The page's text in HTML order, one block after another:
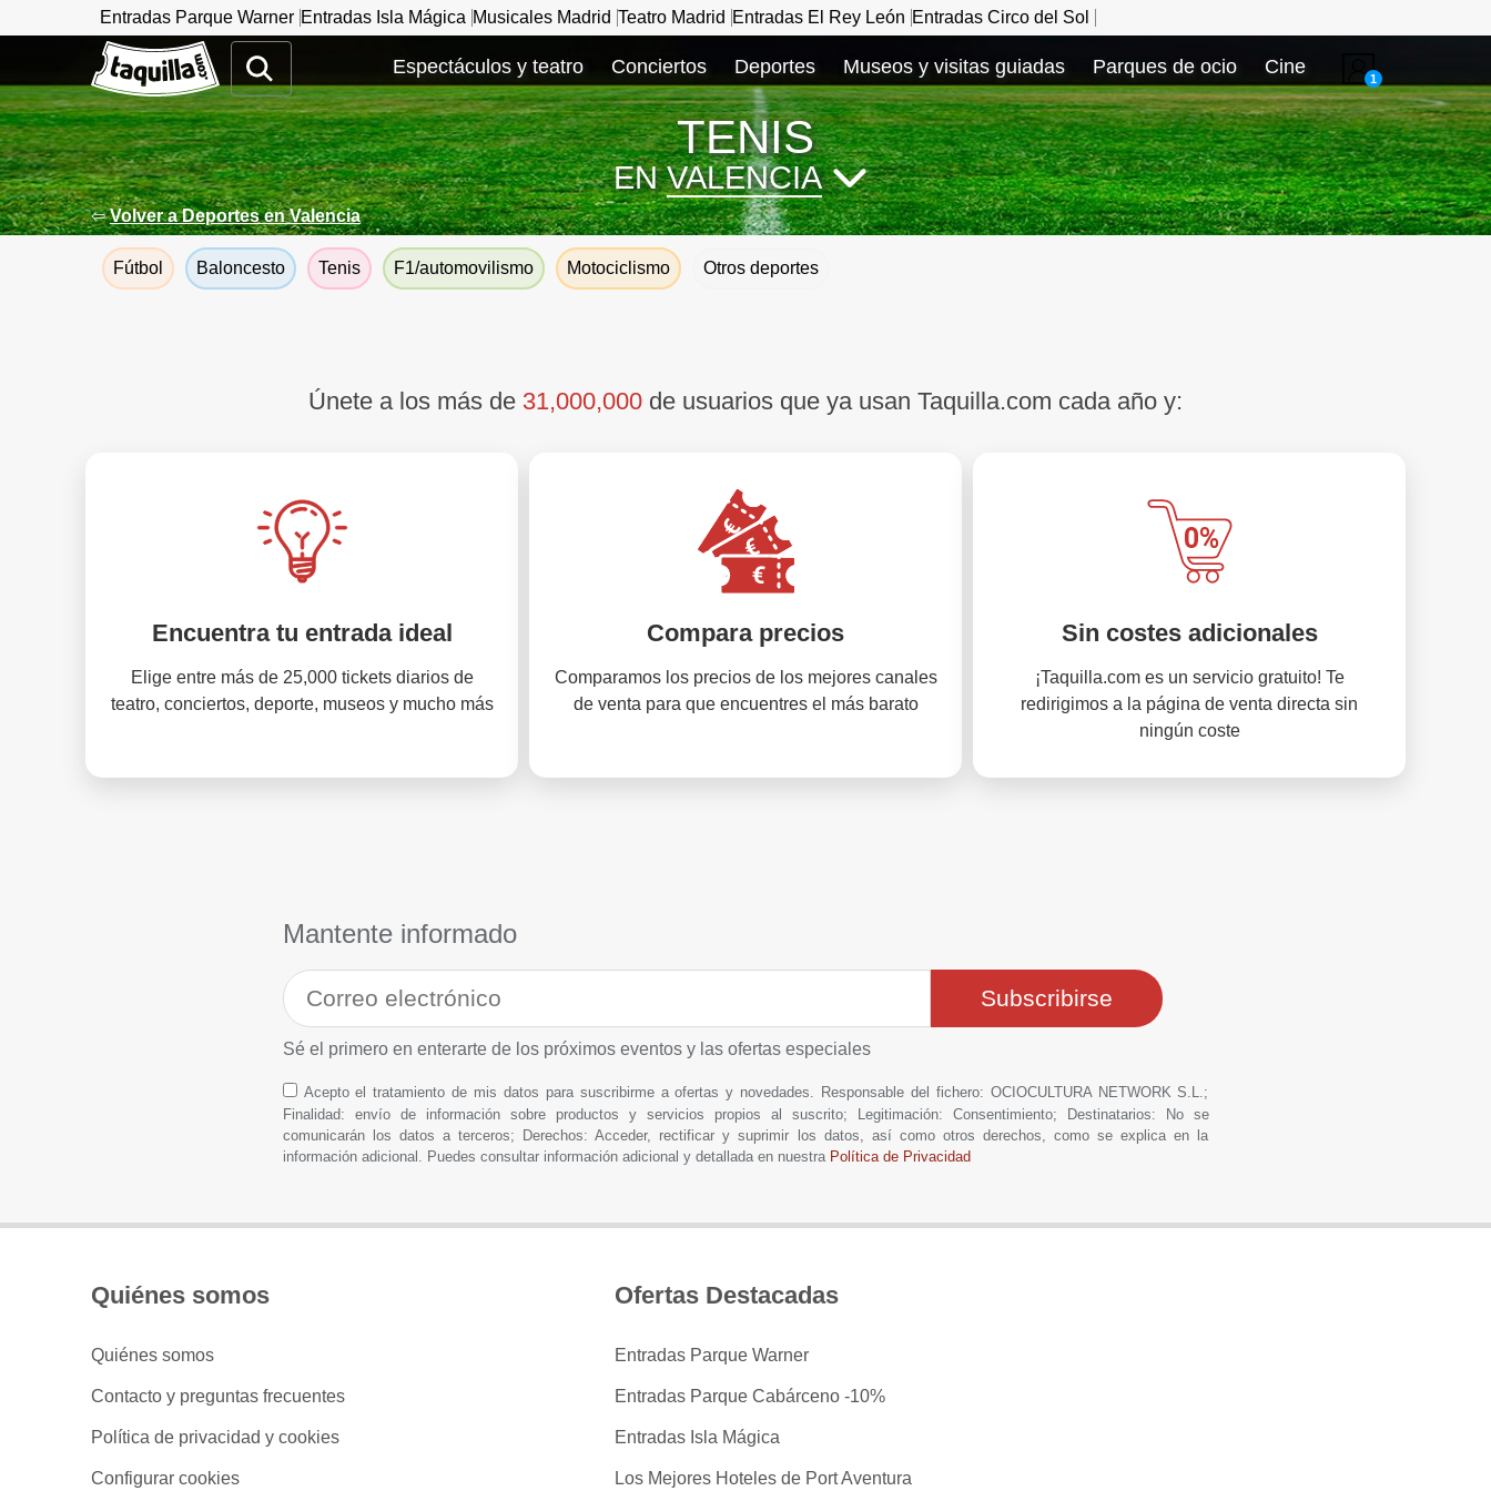
Entradas Parque Warner Entradas Isla Mágica Musicales Madrid Teatro Madrid Entradas El Rey León Entradas Circo del Sol
www.taquilla.com
1
Espectáculos y teatro Conciertos Deportes Museos y visitas guiadas Parques de ocio Cine
TENIS
ENVALENCIA
⇦Volver a Deportes en Valencia
Fútbol Baloncesto Tenis F1/automovilismo Motociclismo Otros deportes
Únete a los más de 31,000,000 de usuarios que ya usan Taquilla.com cada año y:
Encuentra tu entrada ideal
Elige entre más de 25,000 tickets diarios de
teatro, conciertos, deporte, museos y mucho más
Compara precios
Comparamos los precios de los mejores canales
de venta para que encuentres el más barato
Sin costes adicionales
¡Taquilla.com es un servicio gratuito! Te
redirigimos a la página de venta directa sin
ningún coste
Mantente informado
Sé el primero en enterarte de los próximos eventos y las ofertas especiales
Acepto el tratamiento de mis datos para suscribirme a ofertas y novedades. Responsable del fichero: OCIOCULTURA NETWORK S.L.;
Finalidad: envío de información sobre productos y servicios propios al suscrito; Legitimación: Consentimiento; Destinatarios: No se
comunicarán los datos a terceros; Derechos: Acceder, rectificar y suprimir los datos, así como otros derechos, como se explica en la
información adicional. Puedes consultar información adicional y detallada en nuestra Política de Privacidad
Quiénes somos
Quiénes somos
Contacto y preguntas frecuentes
Política de privacidad y cookies
Configurar cookies
Ofertas Destacadas
Entradas Parque Warner
Entradas Parque Cabárceno -10%
Entradas Isla Mágica
Los Mejores Hoteles de Port Aventura